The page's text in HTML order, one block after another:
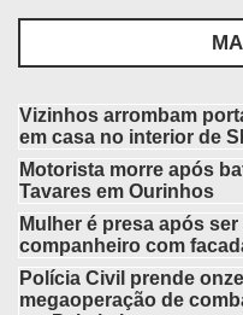
Vizinhos arrombam
em casa no interior de
Motorista morre após
Tavares em Ourinhos
Mulher é presa após
companheiro com
Polícia Civil prende
megaoperação de